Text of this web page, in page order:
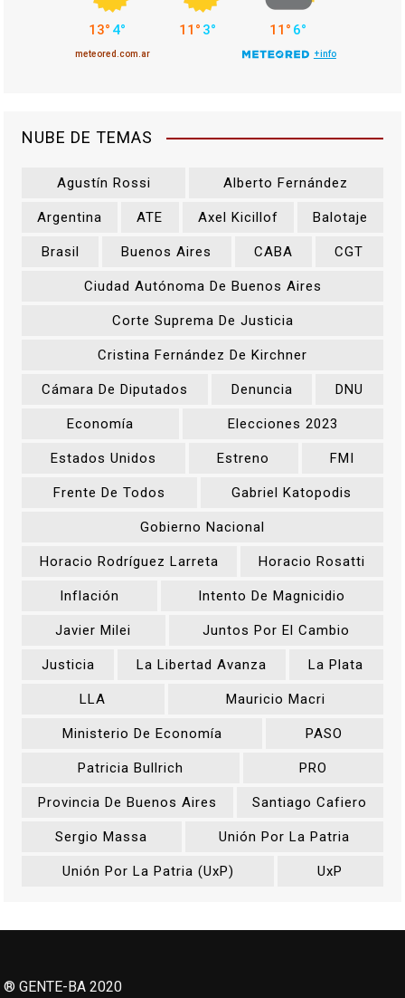
NUBE DE TEMAS
Agustín Rossi Alberto Fernández
Argentina ATE Axel Kicillof Balotaje
Brasil Buenos Aires CABA CGT
Ciudad Autónoma De Buenos Aires
Corte Suprema De Justicia
Cristina Fernández De Kirchner
Cámara De Diputados Denuncia DNU
Economía Elecciones 2023
Estados Unidos Estreno FMI
Frente De Todos Gabriel Katopodis
Gobierno Nacional
Horacio Rodríguez Larreta Horacio Rosatti
Inflación Intento De Magnicidio
Javier Milei Juntos Por El Cambio
Justicia La Libertad Avanza La Plata
LLA Mauricio Macri
Ministerio De Economía PASO
Patricia Bullrich PRO
Provincia De Buenos Aires Santiago Cafiero
Sergio Massa Unión Por La Patria
Unión Por La Patria (UxP) UxP
® GENTE-BA 2020